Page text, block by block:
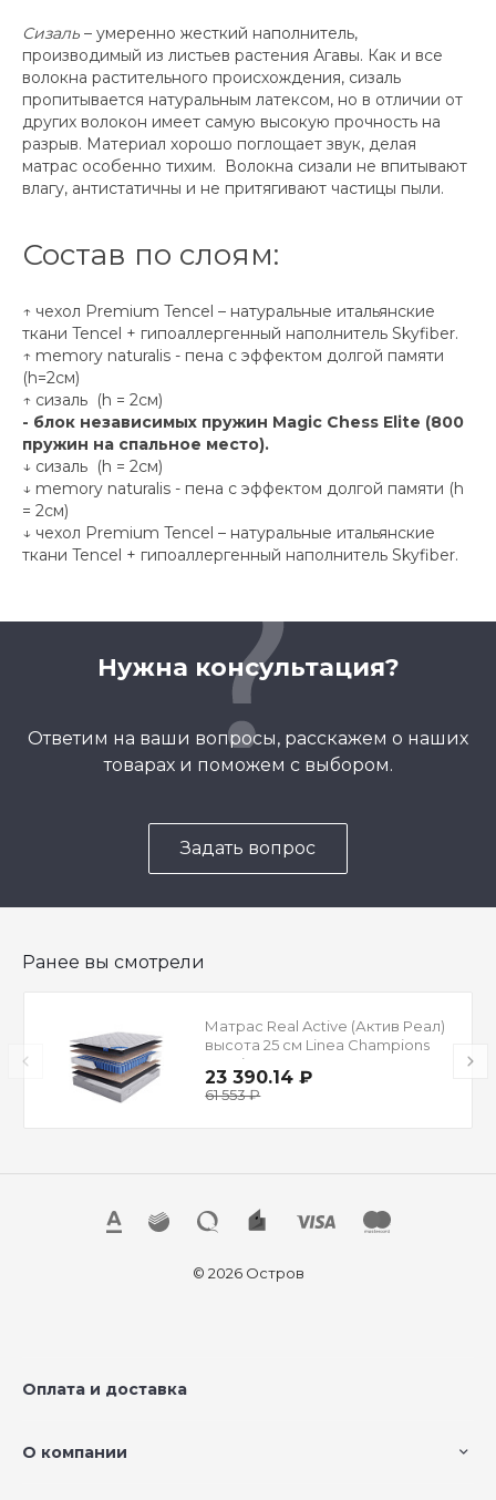
Сизаль – умеренно жесткий наполнитель,
производимый из листьев растения Агавы. Как и все
волокна растительного происхождения, сизаль
пропитывается натуральным латексом, но в отличии от
других волокон имеет самую высокую прочность на
разрыв. Материал хорошо поглощает звук, делая
матрас особенно тихим. Волокна сизали не впитывают
влагу, антистатичны и не притягивают частицы пыли.
Состав по слоям:
↑ чехол Premium Tencel – натуральные итальянские
ткани Tencel + гипоаллергенный наполнитель Skyfiber.
↑ memory naturalis - пена с эффектом долгой памяти
(h=2см)
↑ cизаль (h = 2см)
- блок независимых пружин Magic Chess Elite (800
пружин на спальное место).
↓ cизаль (h = 2см)
↓ memory naturalis - пена с эффектом долгой памяти (h
= 2см)
↓ чехол Premium Tencel – натуральные итальянские
ткани Tencel + гипоаллергенный наполнитель Skyfiber.
Нужна консультация?
Ответим на ваши вопросы, расскажем о наших
товарах и поможем с выбором.
Задать вопрос
Ранее вы смотрели
Матрас Real Active (Актив Реал)
высота 25 см Linea Champions
Leagie
23 390.14 ₽
61 553 ₽
© 2026 Остров
Оплата и доставка
О компании